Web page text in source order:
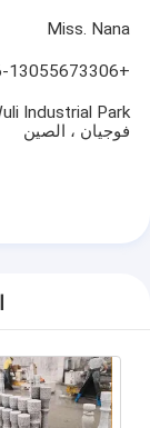
Miss. Nana
+86-13055673306
فوجيان ، الصين